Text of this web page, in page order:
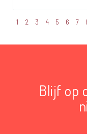
1 2 3 4 5 6 7
Blijf op